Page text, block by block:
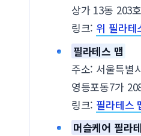
상가 13동 203호
링크: 위 필라테
필라테스 맵
주소: 서울특별
영등포동7가
링크: 필라테스
머슬케어 필라